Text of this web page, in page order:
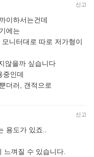
신고
이하서는건데
에는
니터대로 따로 저가형이
않을까 싶습니다
중인데
더러, 갠적으로
신고
용도가 있죠..
느껴질 수 있습니다.